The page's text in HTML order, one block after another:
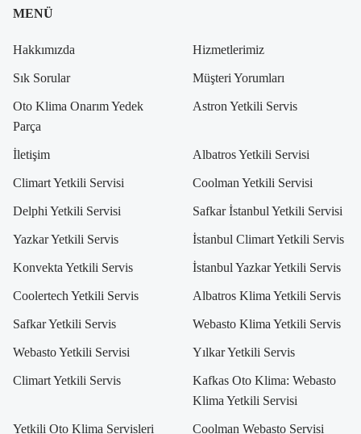
MENÜ
Hakkımızda Hizmetlerimiz
Sık Sorular Müşteri Yorumları
Oto Klima Onarım Yedek
Parça
Astron Yetkili Servis
İletişim Albatros Yetkili Servisi
Climart Yetkili Servisi Coolman Yetkili Servisi
Delphi Yetkili Servisi Safkar İstanbul Yetkili Servisi
Yazkar Yetkili Servis İstanbul Climart Yetkili Servis
Konvekta Yetkili Servis İstanbul Yazkar Yetkili Servis
Coolertech Yetkili Servis Albatros Klima Yetkili Servis
Safkar Yetkili Servis Webasto Klima Yetkili Servis
Webasto Yetkili Servisi Yılkar Yetkili Servis
Climart Yetkili Servis
Kafkas Oto Klima: Webasto
Klima Yetkili Servisi
Yetkili Oto Klima Servisleri Coolman Webasto Servisi